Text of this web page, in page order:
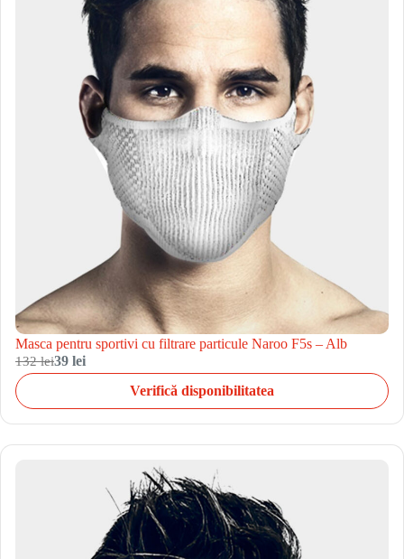
Masca pentru sportivi cu filtrare particule Naroo F5s – Alb
132 lei39 lei
Verifică disponibilitatea